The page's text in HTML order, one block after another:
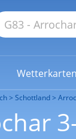
Wetterkarten
Schottland